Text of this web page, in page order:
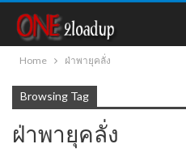
Home ฝ่าพายุคลั่ง
Browsing Tag
ฝ่าพายุคลั่ง